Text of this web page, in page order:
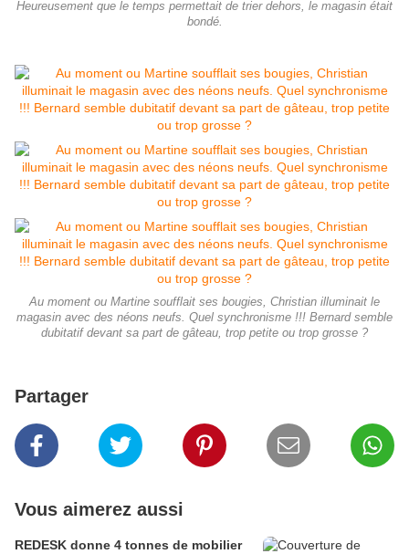
Heureusement que le temps permettait de trier dehors, le magasin était
bondé.
Au moment ou Martine soufflait ses bougies, Christian illuminait le
magasin avec des néons neufs. Quel synchronisme !!! Bernard semble
dubitatif devant sa part de gâteau, trop petite ou trop grosse ?
Partager
Vous aimerez aussi
REDESK donne 4 tonnes de mobilier